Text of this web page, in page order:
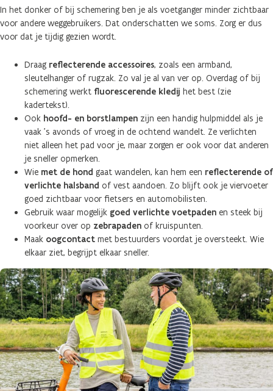
In het donker of bij schemering ben je als voetganger minder zichtbaar
voor andere weggebruikers. Dat onderschatten we soms. Zorg er dus
voor dat je tijdig gezien wordt.
Draag reflecterende accessoires, zoals een armband,
sleutelhanger of rugzak. Zo val je al van ver op. Overdag of bij
schemering werkt fluorescerende kledij het best (zie
kadertekst).
Ook hoofd- en borstlampen zijn een handig hulpmiddel als je
vaak ’s avonds of vroeg in de ochtend wandelt. Ze verlichten
niet alleen het pad voor je, maar zorgen er ook voor dat anderen
je sneller opmerken.
Wie met de hond gaat wandelen, kan hem een reflecterende of
verlichte halsband of vest aandoen. Zo blijft ook je viervoeter
goed zichtbaar voor fietsers en automobilisten.
Gebruik waar mogelijk goed verlichte voetpaden en steek bij
voorkeur over op zebrapaden of kruispunten.
Maak oogcontact met bestuurders voordat je oversteekt. Wie
elkaar ziet, begrijpt elkaar sneller.